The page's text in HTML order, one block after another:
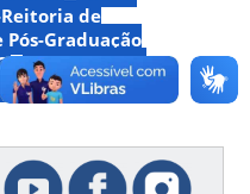
Reitoria de
Pós-Graduação
Secretaria de
Tatiane de